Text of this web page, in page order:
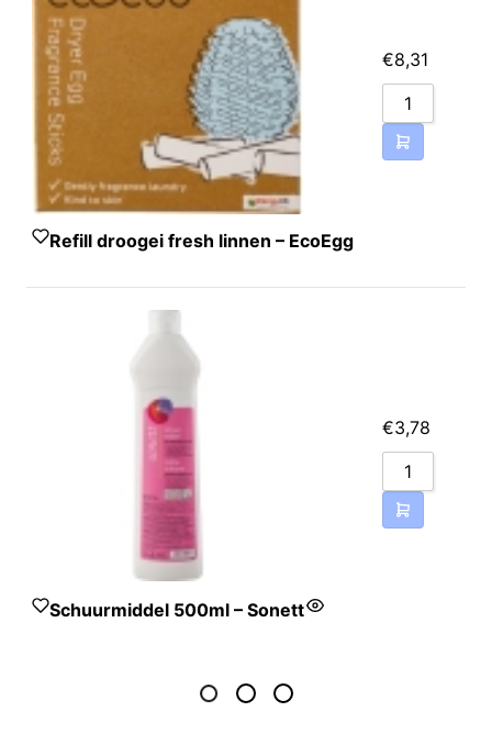
Refill droogei fresh linnen – EcoEgg
€8,31
Schuurmiddel 500ml – Sonett
kalk als mild
€3,78